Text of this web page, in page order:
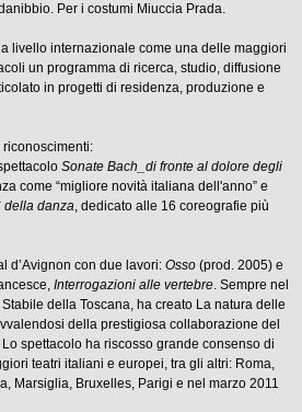
Per i costumi Miuccia Prada.
livello internazionale come una delle maggiori
un programma di ricerca, studio, diffusione
in progetti di residenza, produzione e
Sonate Bach_di fronte al dolore degli
come “migliore novità italiana dell'anno” e
della danza, dedicato alle 16 coreografie più
d’Avignon con due lavori: Osso (prod. 2005) e
Interrogazioni alle vertebre. Sempre nel
della Toscana, ha creato La natura delle
della prestigiosa collaborazione del
spettacolo ha riscosso grande consenso di
teatri italiani e europei, tra gli altri: Roma,
Marsiglia, Bruxelles, Parigi e nel marzo 2011